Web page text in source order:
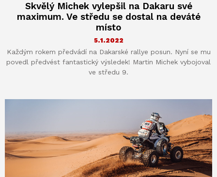
Skvělý Michek vylepšil na Dakaru své
maximum. Ve středu se dostal na deváté
místo
5.1.2022
Každým rokem předvádí na Dakarské rallye posun. Nyní se mu
povedl předvést fantastický výsledek! Martin Michek vybojoval
ve středu 9.